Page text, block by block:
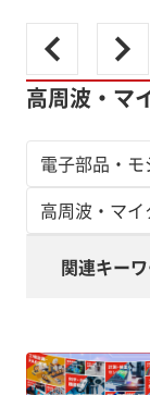
高周波・マ
電子部品・
高周波・マ
関連キー